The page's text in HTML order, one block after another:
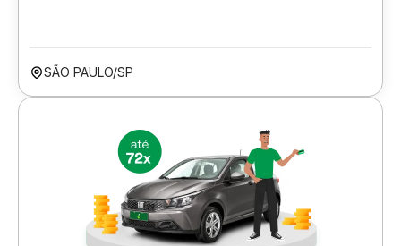
SÃO PAULO/SP